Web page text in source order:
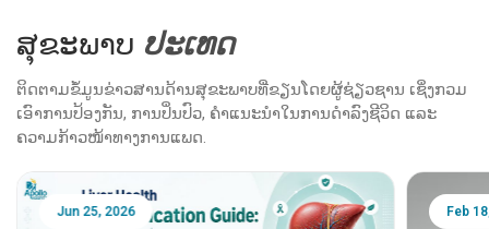
ສຸຂະພາບ ປະ​ເທດ
ຕິດຕາມຂໍ້ມູນຂ່າວສານດ້ານສຸຂະພາບທີ່ຂຽນໂດຍຜູ້ຊ່ຽວຊານ ເຊິ່ງກວມ
ເອົາການປ້ອງກັນ, ການປິ່ນປົວ, ຄຳແນະນຳໃນການດຳລົງຊີວິດ ແລະ
ຄວາມກ້າວໜ້າທາງການແພດ.
Jun 25, 2026 Feb